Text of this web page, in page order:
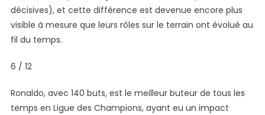
décisives), et cette différence est devenue encore plus
visible à mesure que leurs rôles sur le terrain ont évolué au
fil du temps.
6 / 12
Ronaldo, avec 140 buts, est le meilleur buteur de tous les
temps en Ligue des Champions, ayant eu un impact